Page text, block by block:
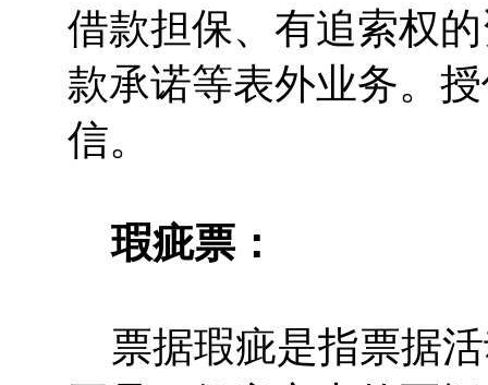
借款担保、有追索权
款承诺等表外业务。
信。
瑕疵票：
票据瑕疵是指票据